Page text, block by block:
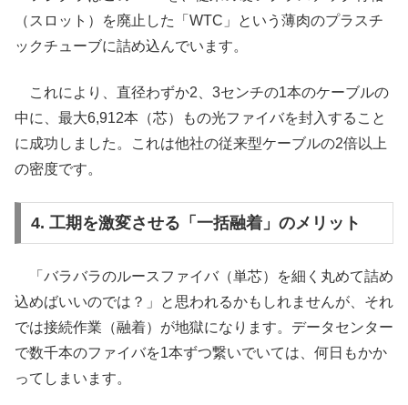
（スロット）を廃止した「WTC」という薄肉のプラスチ
ックチューブに詰め込んでいます。
これにより、直径わずか2、3センチの1本のケーブルの
中に、最大6,912本（芯）もの光ファイバを封入すること
に成功しました。これは他社の従来型ケーブルの2倍以上
の密度です。
4. 工期を激変させる「一括融着」のメリット
「バラバラのルースファイバ（単芯）を細く丸めて詰め
込めばいいのでは？」と思われるかもしれませんが、それ
では接続作業（融着）が地獄になります。データセンター
で数千本のファイバを1本ずつ繋いでいては、何日もかか
ってしまいます。